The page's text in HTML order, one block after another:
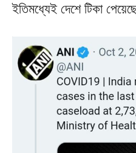
ইতিমধ্যেই দেশে টিকা